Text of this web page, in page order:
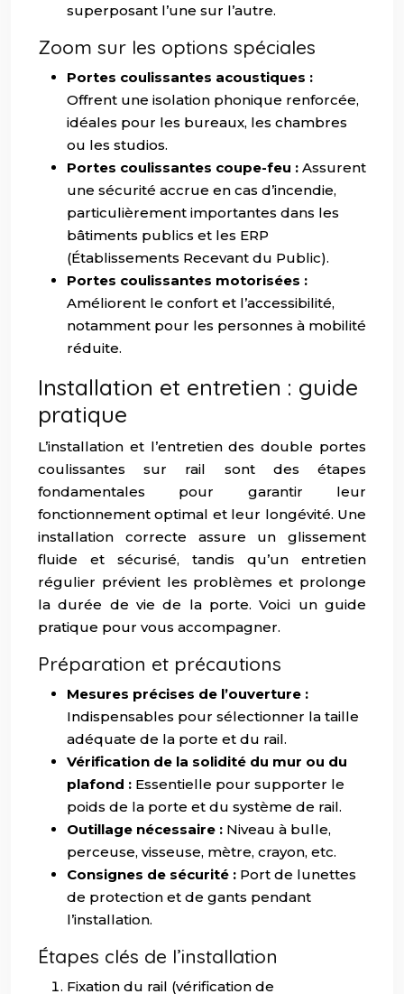
superposant l’une sur l’autre.
Zoom sur les options spéciales
Portes coulissantes acoustiques :
Offrent une isolation phonique renforcée,
idéales pour les bureaux, les chambres
ou les studios.
Portes coulissantes coupe-feu : Assurent
une sécurité accrue en cas d’incendie,
particulièrement importantes dans les
bâtiments publics et les ERP
(Établissements Recevant du Public).
Portes coulissantes motorisées :
Améliorent le confort et l’accessibilité,
notamment pour les personnes à mobilité
réduite.
Installation et entretien : guide
pratique
L’installation et l’entretien des double portes
coulissantes sur rail sont des étapes
fondamentales pour garantir leur
fonctionnement optimal et leur longévité. Une
installation correcte assure un glissement
fluide et sécurisé, tandis qu’un entretien
régulier prévient les problèmes et prolonge
la durée de vie de la porte. Voici un guide
pratique pour vous accompagner.
Préparation et précautions
Mesures précises de l’ouverture :
Indispensables pour sélectionner la taille
adéquate de la porte et du rail.
Vérification de la solidité du mur ou du
plafond : Essentielle pour supporter le
poids de la porte et du système de rail.
Outillage nécessaire : Niveau à bulle,
perceuse, visseuse, mètre, crayon, etc.
Consignes de sécurité : Port de lunettes
de protection et de gants pendant
l’installation.
Étapes clés de l’installation
Fixation du rail (vérification de